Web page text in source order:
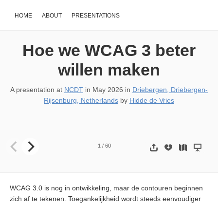
HOME ABOUT PRESENTATIONS
Hoe we WCAG 3 beter
willen maken
A presentation at NCDT in May 2026 in Driebergen, Driebergen-
Rijsenburg, Netherlands by Hidde de Vries
1 / 60
WCAG 3.0 is nog in ontwikkeling, maar de contouren beginnen
zich af te tekenen. Toegankelijkheid wordt steeds eenvoudiger